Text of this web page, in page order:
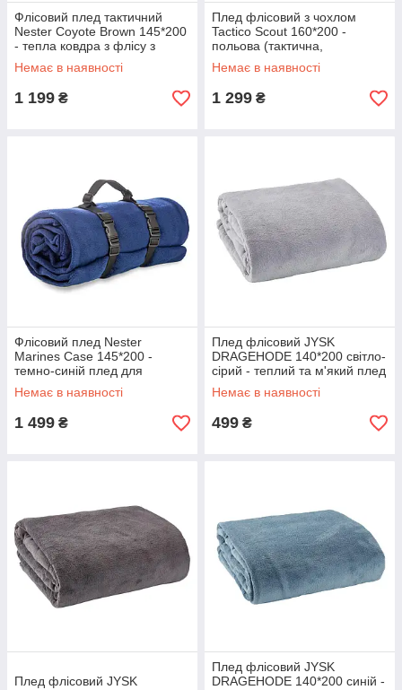
Флісовий плед тактичний
Nester Coyote Brown 145*200
- тепла ковдра з флісу з
чохлом
Немає в наявності
1 199 ₴
Плед флісовий з чохлом
Tactico Scout 160*200 -
польова (тактична,
армійська, солдатська)
ковдра олива
Немає в наявності
1 299 ₴
Флісовий плед Nester
Marines Case 145*200 -
темно-синій плед для
військових з чохлом
Немає в наявності
1 499 ₴
Плед флісовий JYSK
DRAGEHODE 140*200 світло-
сірий - теплий та м'який плед
відмінної якості
Немає в наявності
499 ₴
Плед флісовий JYSK
Плед флісовий JYSK
DRAGEHODE 140*200 синій -